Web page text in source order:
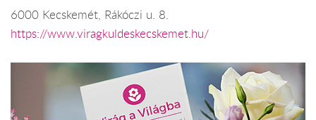
6000 Kecskemét, Rákóczi u. 8.
https://www.viragkuldeskecskemet.hu/